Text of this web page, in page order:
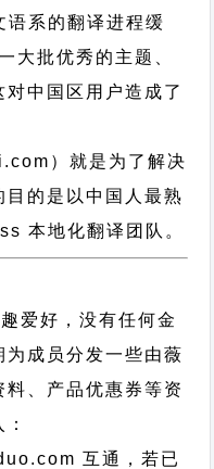
系的翻译进程缓
大批优秀的主题、
中国区用户造成了
） 就是为了解决
的是以中国人最熟
本地化翻译团队。
爱好，没有任何金
成员分发一些由薇
、产品优惠券等资
互通，若已